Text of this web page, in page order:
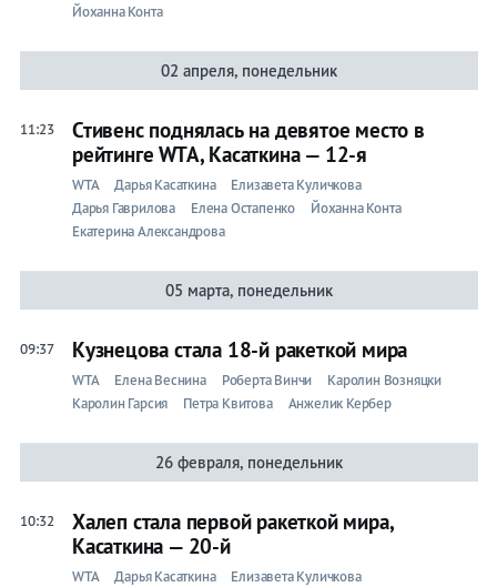
Йоханна Конта
02 апреля, понедельник
11:23
Стивенс поднялась на девятое место в
рейтинге WTA, Касаткина — 12-я
WTA Дарья Касаткина
Елизавета Куличкова
Дарья Гаврилова
Елена Остапенко
Йоханна Конта
Екатерина Александрова
05 марта, понедельник
09:37 Кузнецова стала 18-й ракеткой мира
WTA Елена Веснина Роберта Винчи
Каролин Возняцки
Каролин Гарсия
Петра Квитова Анжелик Кербер
26 февраля, понедельник
10:32
Халеп стала первой ракеткой мира,
Касаткина — 20-й
WTA Дарья Касаткина
Елизавета Куличкова